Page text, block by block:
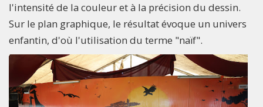
l'intensité de la couleur et à la précision du dessin.
Sur le plan graphique, le résultat évoque un univers
enfantin, d'où l'utilisation du terme "naïf".